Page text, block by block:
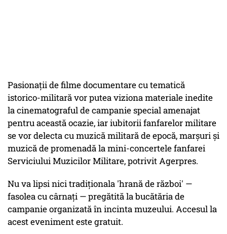
Pasionații de filme documentare cu tematică
istorico-militară vor putea viziona materiale inedite
la cinematograful de campanie special amenajat
pentru această ocazie, iar iubitorii fanfarelor militare
se vor delecta cu muzică militară de epocă, marșuri și
muzică de promenadă la mini-concertele fanfarei
Serviciului Muzicilor Militare, potrivit Agerpres.
Nu va lipsi nici tradiționala 'hrană de război' —
fasolea cu cârnați — pregătită la bucătăria de
campanie organizată în incinta muzeului. Accesul la
acest eveniment este gratuit.